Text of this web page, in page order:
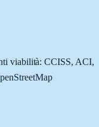
viabilità: CCISS, ACI,